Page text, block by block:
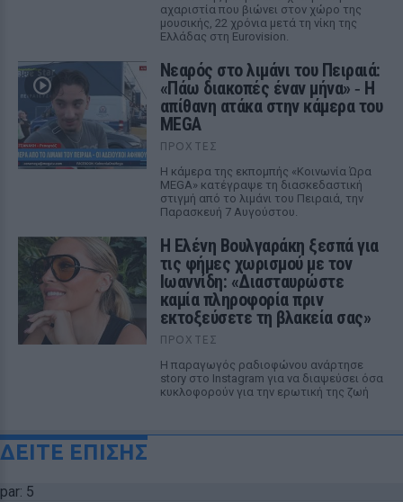
αχαριστία που βιώνει στον χώρο της
μουσικής, 22 χρόνια μετά τη νίκη της
Ελλάδας στη Eurovision.
Νεαρός στο λιμάνι του Πειραιά:
«Πάω διακοπές έναν μήνα» ‑ Η
απίθανη ατάκα στην κάμερα του
MEGA
ΠΡΟΧΤΈΣ
Η κάμερα της εκπομπής «Κοινωνία Ώρα
MEGA» κατέγραψε τη διασκεδαστική
στιγμή από το λιμάνι του Πειραιά, την
Παρασκευή 7 Αυγούστου.
Η Ελένη Βουλγαράκη ξεσπά για
τις φήμες χωρισμού με τον
Ιωαννίδη: «Διασταυρώστε
καμία πληροφορία πριν
εκτοξεύσετε τη βλακεία σας»
ΠΡΟΧΤΈΣ
Η παραγωγός ραδιοφώνου ανάρτησε
story στο Instagram για να διαψεύσει όσα
κυκλοφορούν για την ερωτική της ζωή
ΔΕΙΤΕ ΕΠΙΣΗΣ
par: 5